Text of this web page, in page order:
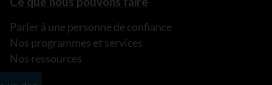
Parler à une personne de confiance
Nos programmes et services
Nos ressources